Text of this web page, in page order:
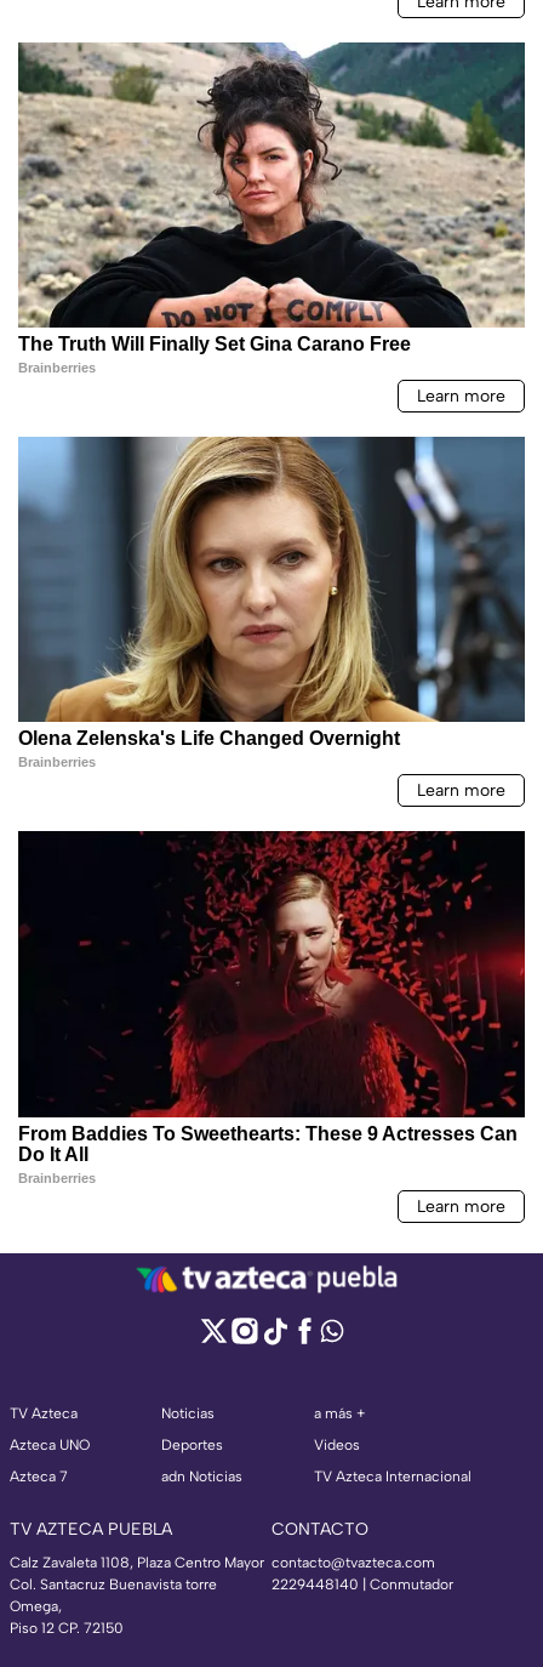
TV Azteca
Azteca UNO
Azteca 7
Noticias
Deportes
adn Noticias
a más +
Videos
TV Azteca Internacional
TV AZTECA PUEBLA
Calz Zavaleta 1108, Plaza Centro Mayor
Col. Santacruz Buenavista torre
Omega,
Piso 12 CP. 72150
CONTACTO
contacto@tvazteca.com
2229448140 | Conmutador